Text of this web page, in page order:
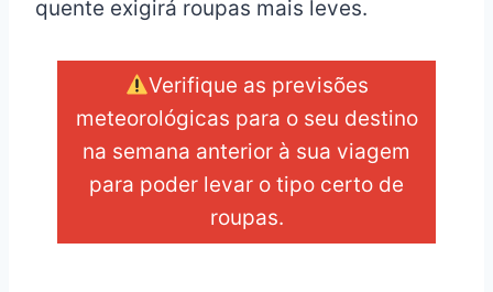
quente exigirá roupas mais leves.
Verifique as previsões
meteorológicas para o seu destino
na semana anterior à sua viagem
para poder levar o tipo certo de
roupas.